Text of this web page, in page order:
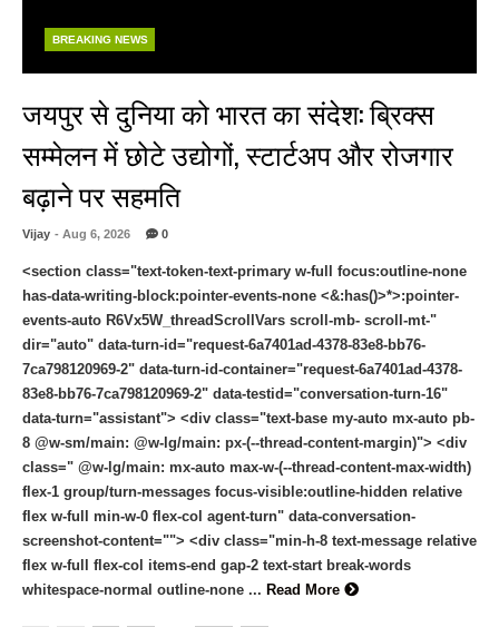
BREAKING NEWS
जयपुर से दुनिया को भारत का संदेश: ब्रिक्स
सम्मेलन में छोटे उद्योगों, स्टार्टअप और रोजगार
बढ़ाने पर सहमति
Vijay - Aug 6, 2026 0
<section class="text-token-text-primary w-full focus:outline-none
has-data-writing-block:pointer-events-none <&:has()>*>:pointer-
events-auto R6Vx5W_threadScrollVars scroll-mb- scroll-mt-"
dir="auto" data-turn-id="request-6a7401ad-4378-83e8-bb76-
7ca798120969-2" data-turn-id-container="request-6a7401ad-4378-
83e8-bb76-7ca798120969-2" data-testid="conversation-turn-16"
data-turn="assistant"> <div class="text-base my-auto mx-auto pb-
8 @w-sm/main: @w-lg/main: px-(--thread-content-margin)"> <div
class=" @w-lg/main: mx-auto max-w-(--thread-content-max-width)
flex-1 group/turn-messages focus-visible:outline-hidden relative
flex w-full min-w-0 flex-col agent-turn" data-conversation-
screenshot-content=""> <div class="min-h-8 text-message relative
flex w-full flex-col items-end gap-2 text-start break-words
whitespace-normal outline-none ... Read More